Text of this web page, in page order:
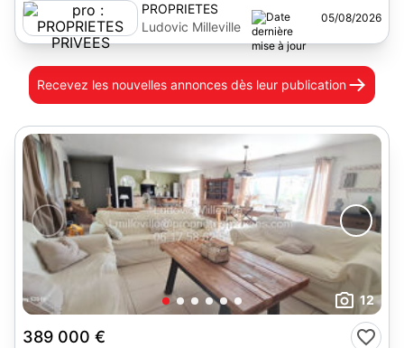
PROPRIETES
PRIVEES
Ludovic Milleville
05/08/2026
Recevez les nouvelles annonces dès leur publication
12
389 000 €